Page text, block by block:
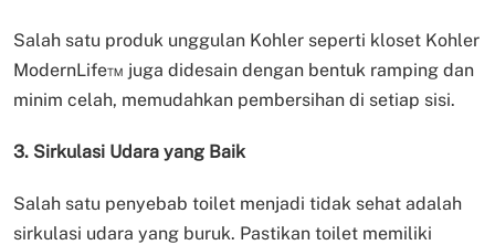
Salah satu produk unggulan Kohler seperti kloset Kohler
ModernLife™ juga didesain dengan bentuk ramping dan
minim celah, memudahkan pembersihan di setiap sisi.
3. Sirkulasi Udara yang Baik
Salah satu penyebab toilet menjadi tidak sehat adalah
sirkulasi udara yang buruk. Pastikan toilet memiliki